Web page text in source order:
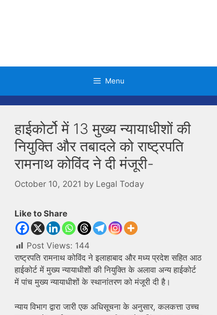
Menu
हाईकोर्टो में 13 मुख्य न्यायाधीशों की
नियुक्ति और तबादले को राष्ट्रपति
रामनाथ कोविंद ने दी मंजूरी-
October 10, 2021 by Legal Today
Like to Share
Post Views: 144
राष्ट्रपति रामनाथ कोविंद ने इलाहाबाद और मध्य प्रदेश सहित आठ
हाईकोर्ट में मुख्य न्यायाधीशों की नियुक्ति के अलावा अन्य हाईकोर्ट
में पांच मुख्य न्यायाधीशों के स्थानांतरण को मंजूरी दी है।
न्याय विभाग द्वारा जारी एक अधिसूचना के अनुसार, कलकत्ता उच्च